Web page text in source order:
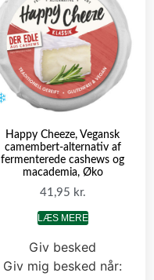
Happy Cheeze, Vegansk
camembert-alternativ af
fermenterede cashews og
macademia, Øko
41,95 kr.
LÆS MERE
Giv besked
Giv mig besked når: